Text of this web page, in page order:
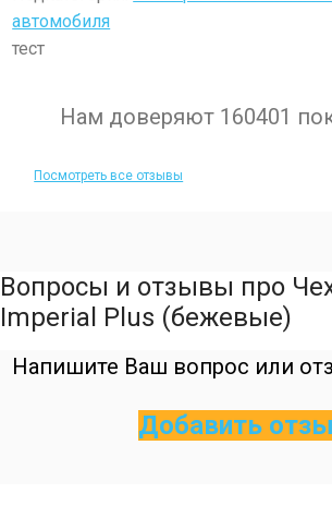
автомобиля
тест
Нам доверяют 160401
Посмотреть все отзывы
Вопросы и отзывы про
Imperial Plus (бежевые)
Напишите Ваш вопрос или
Добавить